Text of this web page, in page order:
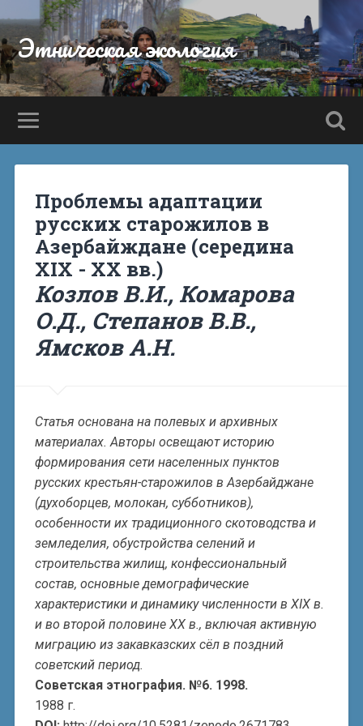
Этническая экология
Проблемы адаптации
русских старожилов в
Азербайждане (середина
XIX - XX вв.)
Козлов В.И., Комарова
О.Д., Степанов В.В.,
Ямсков А.Н.
Статья основана на полевых и архивных
материалах. Авторы освещают историю
формирования сети населенных пунктов
русских крестьян-старожилов в Азербайджане
(духоборцев, молокан, субботников),
особенности их традиционного скотоводства и
земледелия, обустройства селений и
строительства жилищ, конфессиональный
состав, основные демографические
характеристики и динамику численности в XIX в.
и во второй половине XX в., включая активную
миграцию из закавказских сёл в поздний
советский период.
Советская этнография. №6. 1998.
1988 г.